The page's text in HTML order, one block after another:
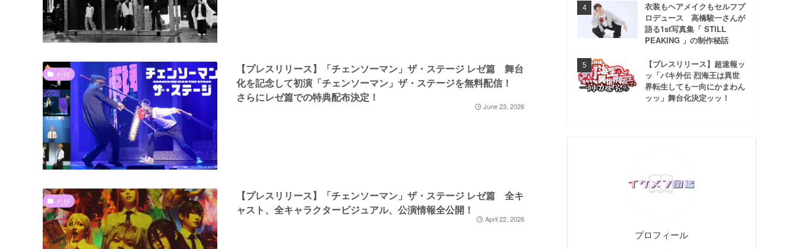
た行
【プレスリリース】「チェンソーマン」ザ・ステージ レゼ篇 舞台
化を記念して初演「チェンソーマン」ザ・ステージを無料配信！
さらにレゼ篇での特典配布決定！
June 23, 2026
た行
【プレスリリース】「チェンソーマン」ザ・ステージ レゼ篇 全キ
ャスト、全キャラクタービジュアル、公演情報全公開！
April 22, 2026
衣装もヘアメイクもセルフプ
ロデュース 高橋駿一さんが
語る1st写真集「 STILL
PEAKING 」の制作秘話
【プレスリリース】超速報ッ
ッ「バキ外伝 烈海王は異世
界転生しても一向にかまわん
ッッ」舞台化決定ッッ！
プロフィール